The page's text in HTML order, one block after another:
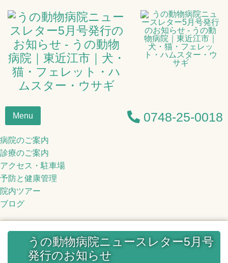
0748-25-0018
Menu
病院のご案内
診療のご案内
アクセス・駐車場
予防と健康管理
院内ツアー
ブログ
うの動物病院ニュースレター5月号
発行のお知らせ